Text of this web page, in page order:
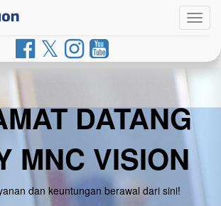
DATANG
MNC VISION
dan keuntungan berawal dari sini!